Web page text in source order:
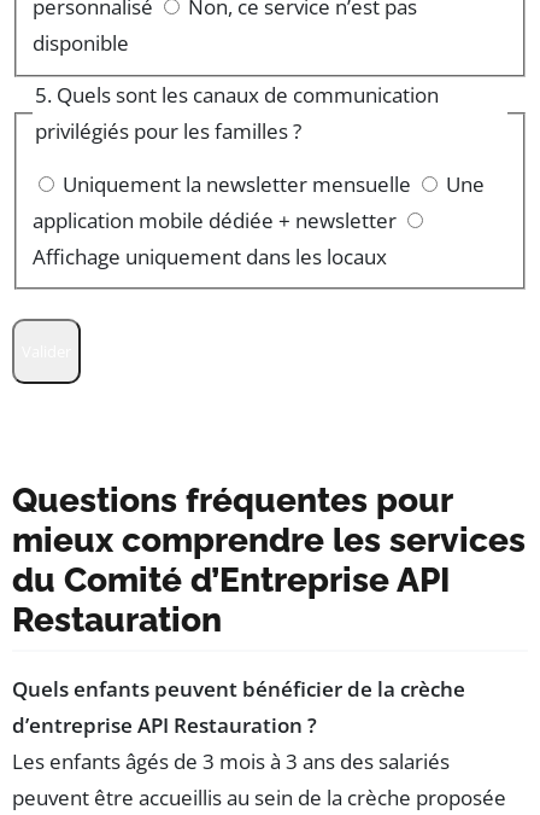
personnalisé
Non, ce service n’est pas
disponible
5. Quels sont les canaux de communication
privilégiés pour les familles ?
Uniquement la newsletter mensuelle
Une
application mobile dédiée + newsletter
Affichage uniquement dans les locaux
Questions fréquentes pour
mieux comprendre les services
du Comité d’Entreprise API
Restauration
Quels enfants peuvent bénéficier de la crèche
d’entreprise API Restauration ?
Les enfants âgés de 3 mois à 3 ans des salariés
peuvent être accueillis au sein de la crèche proposée